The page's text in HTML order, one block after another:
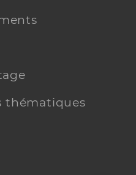
thématiques